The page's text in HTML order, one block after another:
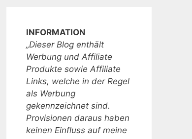
INFORMATION
„Dieser Blog enthält
Werbung und Affiliate
Produkte sowie Affiliate
Links, welche in der Regel
als Werbung
gekennzeichnet sind.
Provisionen daraus haben
keinen Einfluss auf meine